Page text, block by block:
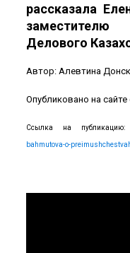
рассказала
Делового
Автор: Алевтина
Опубликовано на
Ссылка на
bahmutova-o-